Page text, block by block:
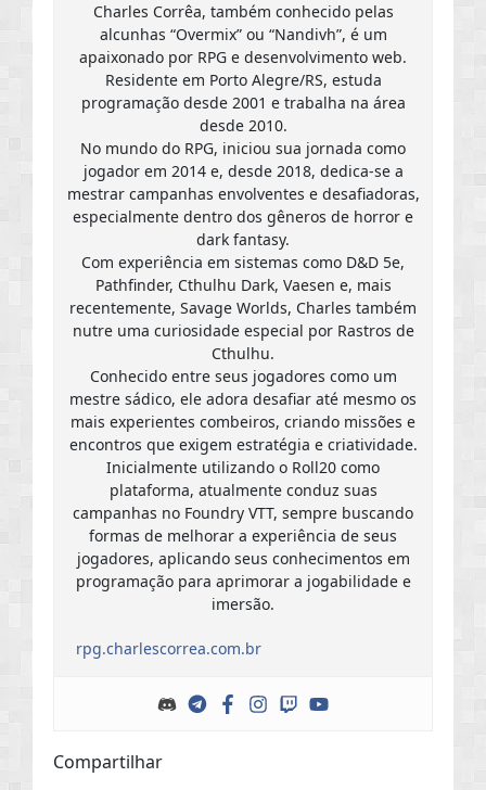
Charles Corrêa, também conhecido pelas
alcunhas “Overmix” ou “Nandivh”, é um
apaixonado por RPG e desenvolvimento web.
Residente em Porto Alegre/RS, estuda
programação desde 2001 e trabalha na área
desde 2010.
No mundo do RPG, iniciou sua jornada como
jogador em 2014 e, desde 2018, dedica-se a
mestrar campanhas envolventes e desafiadoras,
especialmente dentro dos gêneros de horror e
dark fantasy.
Com experiência em sistemas como D&D 5e,
Pathfinder, Cthulhu Dark, Vaesen e, mais
recentemente, Savage Worlds, Charles também
nutre uma curiosidade especial por Rastros de
Cthulhu.
Conhecido entre seus jogadores como um
mestre sádico, ele adora desafiar até mesmo os
mais experientes combeiros, criando missões e
encontros que exigem estratégia e criatividade.
Inicialmente utilizando o Roll20 como
plataforma, atualmente conduz suas
campanhas no Foundry VTT, sempre buscando
formas de melhorar a experiência de seus
jogadores, aplicando seus conhecimentos em
programação para aprimorar a jogabilidade e
imersão.
rpg.charlescorrea.com.br
Compartilhar